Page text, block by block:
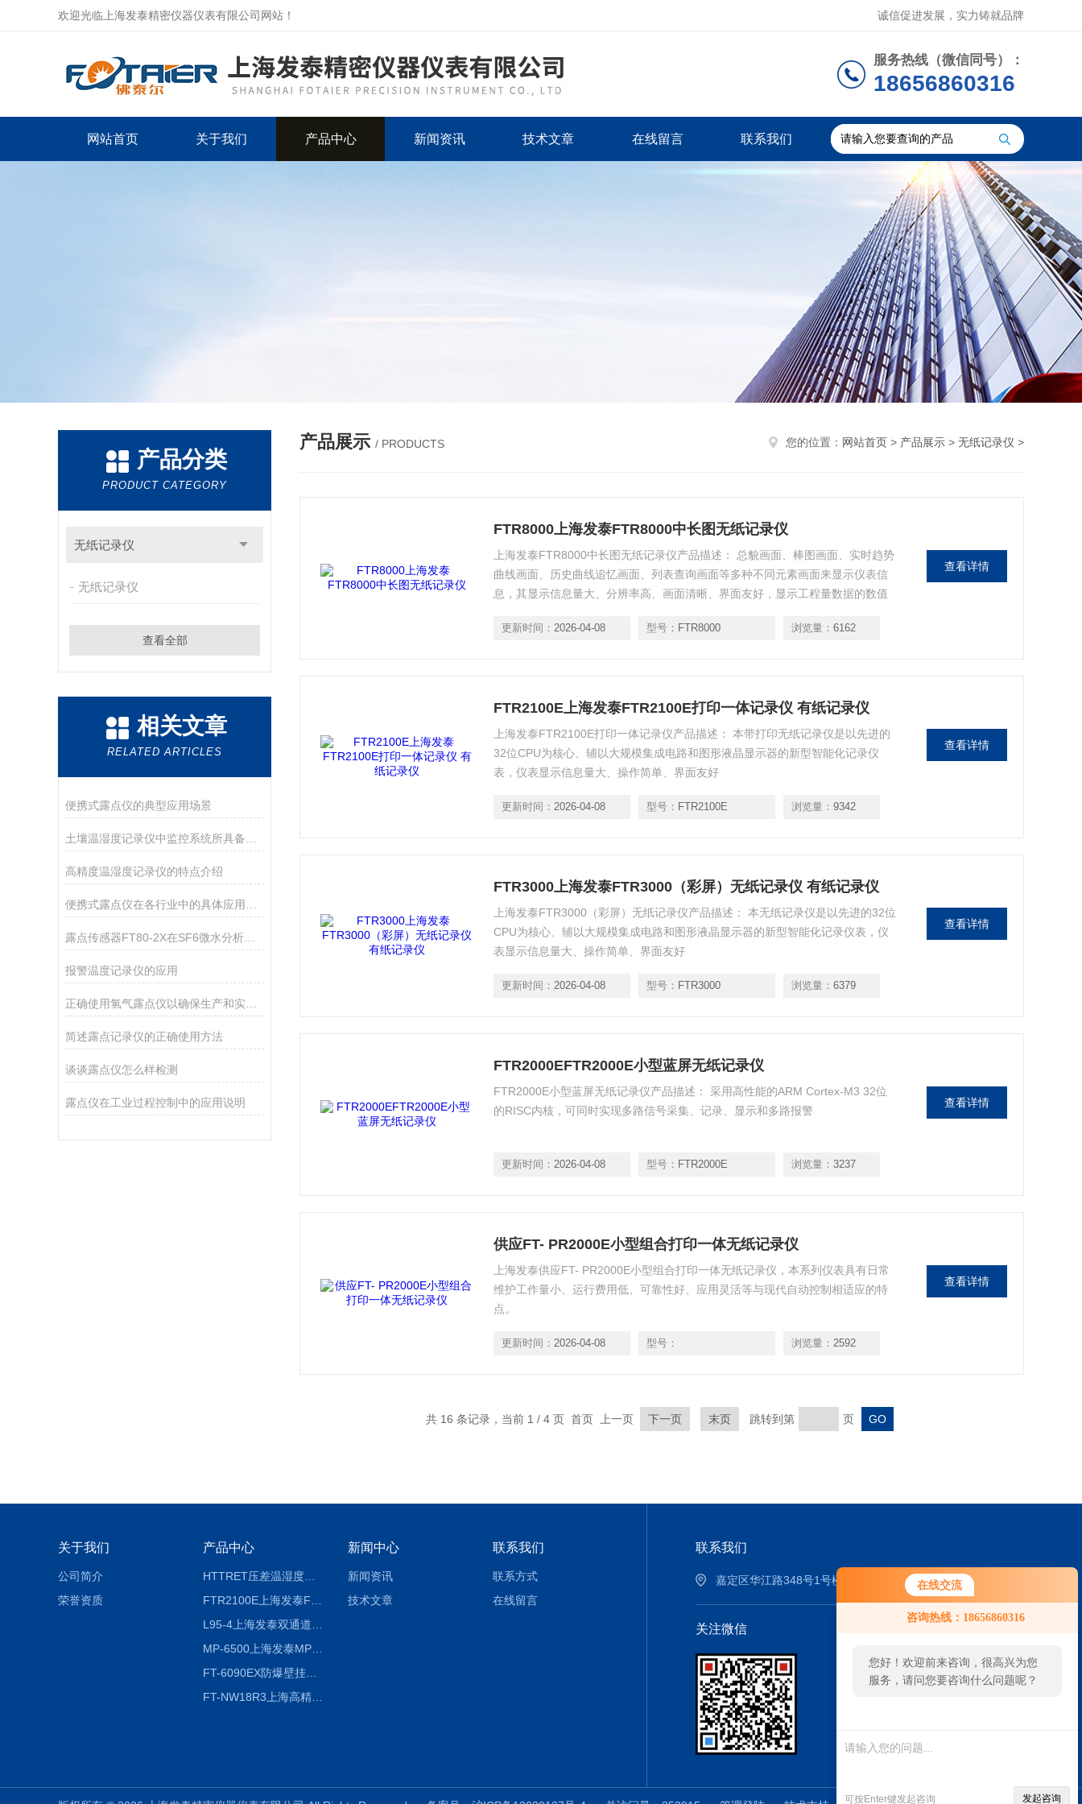
在线交流
咨询热线：18656860316
您好！欢迎前来咨询，很高兴为您
服务，请问您要咨询什么问题呢？
可按Enter键发起咨询 发起咨询
欢迎光临上海发泰精密仪器仪表有限公司网站！ 诚信促进发展，实力铸就品牌
服务热线（微信同号）：
18656860316
网站首页 关于我们 产品中心 新闻资讯 技术文章 在线留言 联系我们
产品分类
PRODUCT CATEGORY
无纸记录仪
无纸记录仪
查看全部
相关文章
RELATED ARTICLES
便携式露点仪的典型应用场景
高精度温湿度记录仪的特点介绍
露点传感器FT80-2X在SF6微水分析仪上的应用
报警温度记录仪的应用
简述露点记录仪的正确使用方法
谈谈露点仪怎么样检测
露点仪在工业过程控制中的应用说明
产品展示 / PRODUCTS 您的位置： 网站首页 > 产品展示 > 无纸记录仪 >
FTR8000上海发泰FTR8000中长图无纸记录仪
上海发泰FTR8000中长图无纸记录仪产品描述： 总貌画面、棒图画面、实时趋势
曲线画面、历史曲线追忆画面、列表查询画面等多种不同元素画面来显示仪表信
息，其显示信息量大、分辨率高、画面清晰、界面友好，显示工程量数据的数值
更新时间： 2026-04-08 型号： FTR8000 浏览量： 6162
查看详情
FTR2100E上海发泰FTR2100E打印一体记录仪 有纸记录仪
上海发泰FTR2100E打印一体记录仪产品描述： 本带打印无纸记录仪是以先进的
32位CPU为核心、辅以大规模集成电路和图形液晶显示器的新型智能化记录仪
表，仪表显示信息量大、操作简单、界面友好
更新时间： 2026-04-08 型号： FTR2100E 浏览量： 9342
查看详情
FTR3000上海发泰FTR3000（彩屏）无纸记录仪 有纸记录仪
上海发泰FTR3000（彩屏）无纸记录仪产品描述： 本无纸记录仪是以先进的32位
CPU为核心、辅以大规模集成电路和图形液晶显示器的新型智能化记录仪表，仪
表显示信息量大、操作简单、界面友好
更新时间： 2026-04-08 型号： FTR3000 浏览量： 6379
查看详情
FTR2000EFTR2000E小型蓝屏无纸记录仪
FTR2000E小型蓝屏无纸记录仪产品描述： 采用高性能的ARM Cortex-M3 32位
的RISC内核，可同时实现多路信号采集、记录、显示和多路报警
更新时间： 2026-04-08 型号： FTR2000E 浏览量： 3237
查看详情
供应FT- PR2000E小型组合打印一体无纸记录仪
上海发泰供应FT- PR2000E小型组合打印一体无纸记录仪，本系列仪表具有日常
维护工作量小、运行费用低、可靠性好、应用灵活等与现代自动控制相适应的特
点。
更新时间： 2026-04-08 型号： 浏览量： 2592
查看详情
共 16 条记录，当前 1 / 4 页 首页 上一页 下一页 末页 跳转到第 页
关于我们
公司简介
荣誉资质
产品中心
HTTRET压差温湿度显示屏
MP-6500上海发泰MP-6500 压力记录器
FT-6090EX防爆壁挂式沼气分析检测仪
FT-NW18R3上海高精度温度记录仪
新闻中心
新闻资讯
技术文章
联系我们
联系方式
在线留言
联系我们
嘉定区华江路348号1号楼608室
关注微信